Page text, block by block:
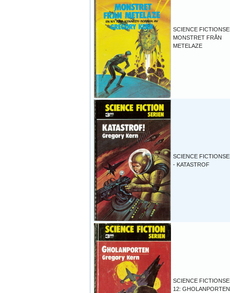
SCIENCE
MONSTRET FRÅN
METELAZE
SCIENCE
- KATASTROF
SCIENCE
12: GHOLANPORTEN